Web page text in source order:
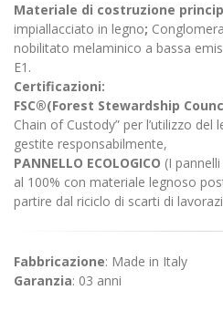
Materiale di costruzione
impiallacciato in legno;
nobilitato melaminico a bassa
E1.
Certificazioni:
FSC®(Forest Stewardship
Chain of Custody” per l’utilizzo
gestite responsabilmente,
PANNELLO ECOLOGICO (I
al 100% con materiale legnoso
partire dal riciclo di scarti di
Fabbricazione: Made in Italy
Garanzia: 03 anni